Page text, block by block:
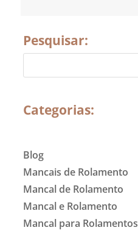
Pesquisar:
Categorias:
Blog
Mancais de Rolamento
Mancal de Rolamento
Mancal e Rolamento
Mancal para Rolamentos